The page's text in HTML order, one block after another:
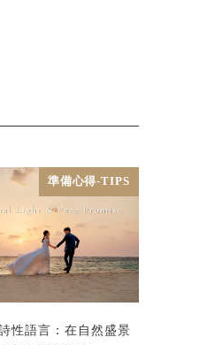
準備心得-TIPS
性語言：在自然盛景